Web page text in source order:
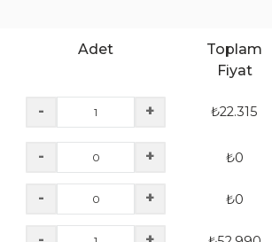
Adet
Toplam
Fiyat
- + ₺22.315
- + ₺0
- + ₺0